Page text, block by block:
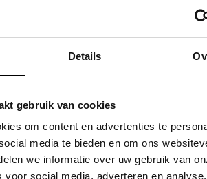
Details
gebruik van cookies
om content en advertenties te
media te bieden en om ons
we informatie over uw gebruik van
voor social media, adverteren en